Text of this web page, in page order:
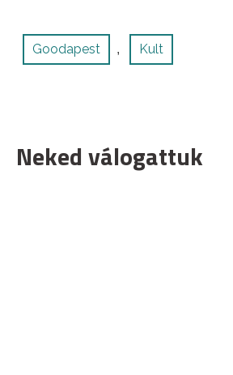
Goodapest , Kult
Neked válogattuk